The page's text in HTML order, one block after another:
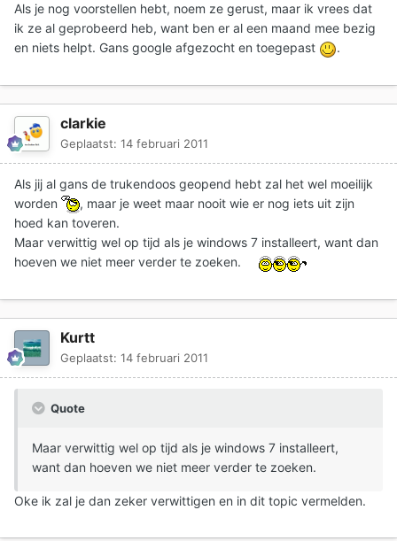
Als je nog voorstellen hebt, noem ze gerust, maar ik vrees dat
ik ze al geprobeerd heb, want ben er al een maand mee bezig
en niets helpt. Gans google afgezocht en toegepast
.
clarkie
Geplaatst: 14 februari 2011
Als jij al gans de trukendoos geopend hebt zal het wel moeilijk
worden
, maar je weet maar nooit wie er nog iets uit zijn
hoed kan toveren.
Maar verwittig wel op tijd als je windows 7 installeert, want dan
hoeven we niet meer verder te zoeken.
Kurtt
Geplaatst: 14 februari 2011
Quote
Maar verwittig wel op tijd als je windows 7 installeert,
want dan hoeven we niet meer verder te zoeken.
Oke ik zal je dan zeker verwittigen en in dit topic vermelden.